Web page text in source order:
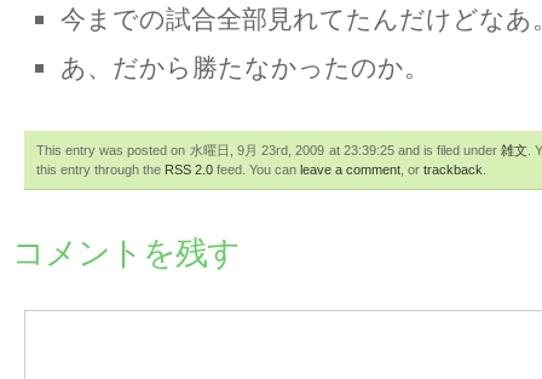
今までの試合全部見れてたんだけどなあ
あ、だから勝たなかったのか。
This entry was posted on 水曜日, 9月 23rd, 2009 at 23:39:25 and is filed under雑文 .
this entry through the RSS 2.0 feed. You can leave a comment , or trackback
コメントを残す